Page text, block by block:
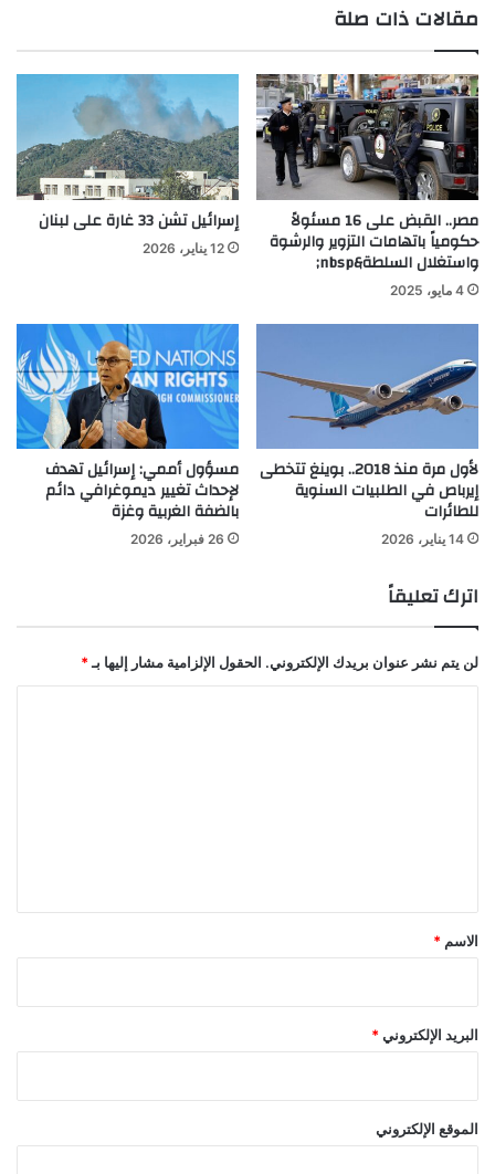
مقالات ذات صلة
مصر.. القبض على 16 مسئولاً
حكومياً باتهامات التزوير والرشوة
واستغلال السلطة&nbsp;
4 مايو، 2025
إسرائيل تشن 33 غارة على لبنان
12 يناير، 2026
لأول مرة منذ 2018.. بوينغ تتخطى
إيرباص في الطلبيات السنوية
للطائرات
14 يناير، 2026
مسؤول أممي: إسرائيل تهدف
لإحداث تغيير ديموغرافي دائم
بالضفة الغربية وغزة
26 فبراير، 2026
اترك تعليقاً
لن يتم نشر عنوان بريدك الإلكتروني. الحقول الإلزامية مشار إليها بـ *
*
الاسم *
البريد الإلكتروني *
الموقع الإلكتروني